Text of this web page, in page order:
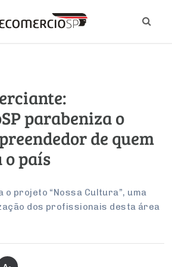
e Relações do Trabalho
parabeniza o
de quem
país
o projeto “Nossa Cultura”, uma
dos profissionais desta área